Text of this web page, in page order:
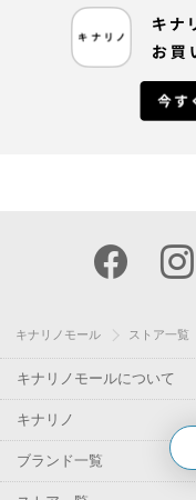
キナリノモール ストア一覧
キナリノモールについて
キナリノ
ブランド一覧